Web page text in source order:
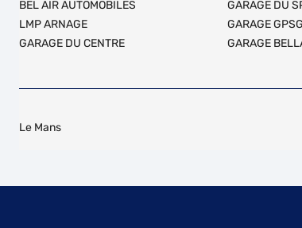
BEL AIR AUTOMOBILES
LMP ARNAGE
GARAGE DU CENTRE
GARAGE DU
GARAGE GPSG
GARAGE
Le Mans